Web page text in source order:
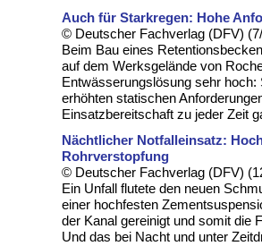
Auch für Starkregen: Hohe
© Deutscher Fachverlag (DFV)
Beim Bau eines
auf dem Werksgelände von
Entwässerungslösung sehr
erhöhten statischen
Einsatzbereitschaft zu jeder Zeit
Nächtlicher Notfalleinsatz:
Rohrverstopfung
© Deutscher Fachverlag (DFV)
Ein Unfall flutete den neuen
einer hochfesten
der Kanal gereinigt und somit die
Und das bei Nacht und unter